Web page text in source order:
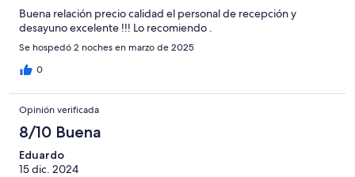
Buena relación precio calidad el personal de recepción y
desayuno excelente !!! Lo recomiendo .
Se hospedó 2 noches en marzo de 2025
0
Opinión verificada
8/10 Buena
Eduardo
15 dic. 2024